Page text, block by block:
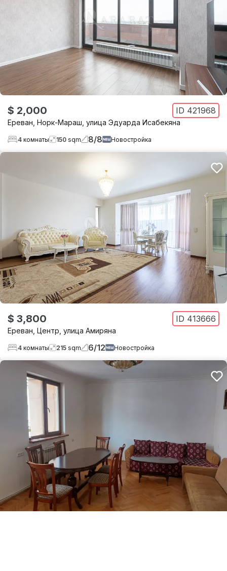
$ 2,000 ID 421968
Ереван, Норк-Мараш, улица Эдуарда Исабекяна
4 комнаты 150 sqm 8/8 Новостройка
$ 3,800 ID 413666
Ереван Центр улица Амиряна
4 комнаты 215 sqm 6/12 Новостройка